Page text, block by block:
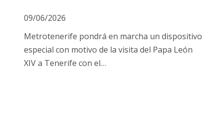
09/06/2026
Metrotenerife pondrá en marcha un dispositivo
especial con motivo de la visita del Papa León
XIV a Tenerife con el…